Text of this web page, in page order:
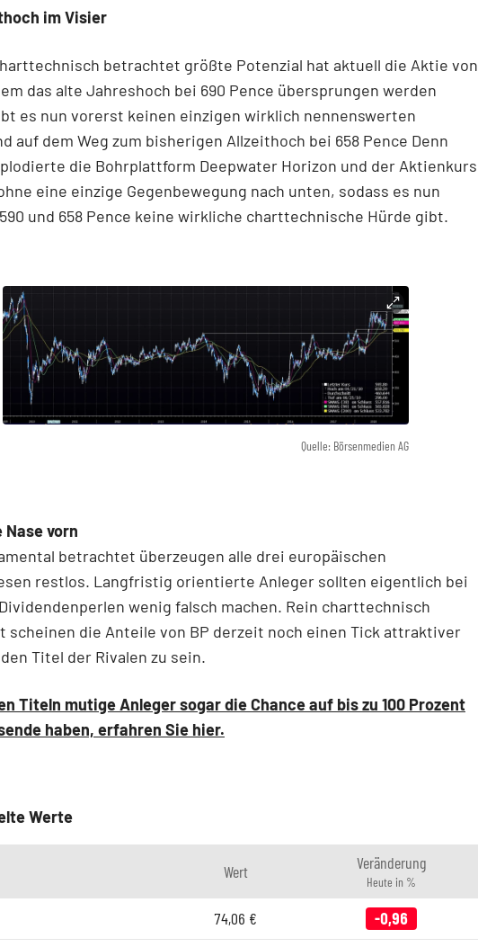
im Visier
betrachtet größte Potenzial hat aktuell die Aktie von
das alte Jahreshoch bei 690 Pence übersprungen werden
es nun vorerst keinen einzigen wirklich nennenswerten
auf dem Weg zum bisherigen Allzeithoch bei 658 Pence Denn
die Bohrplattform Deepwater Horizon und der Aktienkurs
eine einzige Gegenbewegung nach unten, sodass es nun
und 658 Pence keine wirkliche charttechnische Hürde gibt.
Quelle: Börsenmedien AG
Nase vorn
betrachtet überzeugen alle drei europäischen
restlos. Langfristig orientierte Anleger sollten eigentlich bei
wenig falsch machen. Rein charttechnisch
scheinen die Anteile von BP derzeit noch einen Tick attraktiver
Titel der Rivalen zu sein.
Titeln mutige Anleger sogar die Chance auf bis zu 100 Prozent
haben, erfahren Sie hier.
Werte
Wert Veränderung
Heute in %
74,06 € -0,96